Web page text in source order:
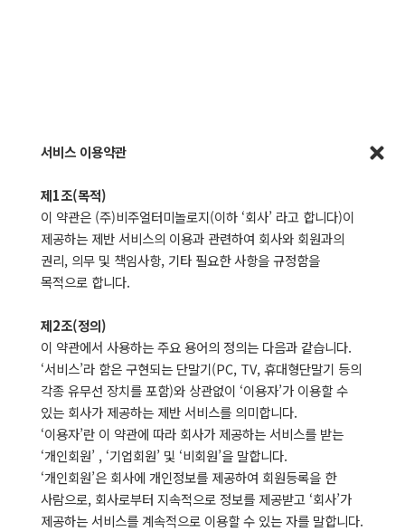
서비스 이용약관
제1조(목적)
이 약관은 (주)비주얼터미놀로지(이하 ‘회사’ 라고 합니다)이
제공하는 제반 서비스의 이용과 관련하여 회사와 회원과의
권리, 의무 및 책임사항, 기타 필요한 사항을 규정함을
목적으로 합니다.
제2조(정의)
이 약관에서 사용하는 주요 용어의 정의는 다음과 같습니다.
‘서비스’라 함은 구현되는 단말기(PC, TV, 휴대형단말기 등의
각종 유무선 장치를 포함)와 상관없이 ‘이용자’가 이용할 수
있는 회사가 제공하는 제반 서비스를 의미합니다.
‘이용자’란 이 약관에 따라 회사가 제공하는 서비스를 받는
‘개인회원’ , ‘기업회원’ 및 ‘비회원’을 말합니다.
‘개인회원’은 회사에 개인정보를 제공하여 회원등록을 한
사람으로, 회사로부터 지속적으로 정보를 제공받고 ‘회사’가
제공하는 서비스를 계속적으로 이용할 수 있는 자를 말합니다.